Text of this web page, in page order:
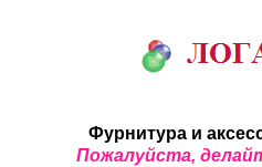
Фурнитура и
Пожалуйста,